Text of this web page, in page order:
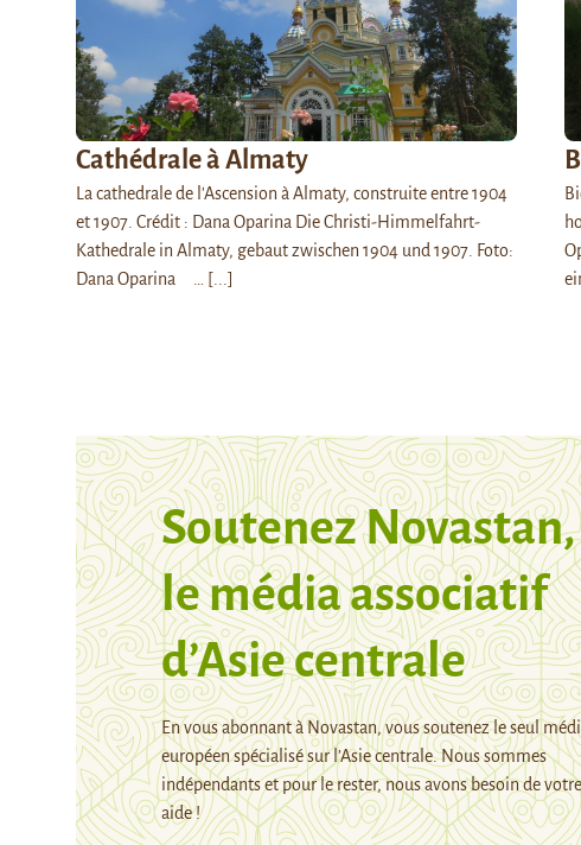
Cathédrale à Almaty
La cathedrale de l'Ascension à Almaty, construite entre 1904
et 1907. Crédit : Dana Oparina Die Christi-Himmelfahrt-
Kathedrale in Almaty, gebaut zwischen 1904 und 1907. Foto:
Dana Oparina …
[...]
Soutenez Novastan,
le média associatif
d’Asie centrale
En vous abonnant à Novastan, vous soutenez le seul
européen spécialisé sur l’Asie centrale. Nous sommes
indépendants et pour le rester, nous avons besoin de votre
aide !